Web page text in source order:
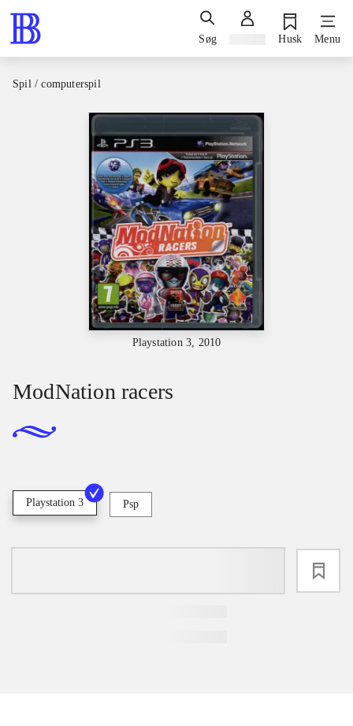
Søg Husk Menu
Spil / computerspil
Playstation 3, 2010
ModNation racers
Playstation 3 Psp